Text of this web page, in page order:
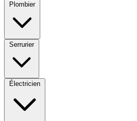
Plombier
Serrurier
Électricien